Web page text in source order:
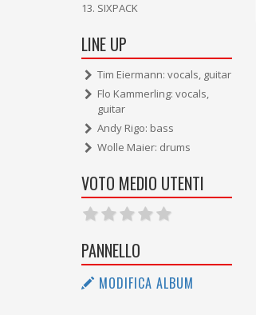
SIXPACK
LINE UP
Tim Eiermann: vocals, guitar
Flo Kammerling: vocals,
guitar
Andy Rigo: bass
Wolle Maier: drums
VOTO MEDIO UTENTI
PANNELLO
MODIFICA ALBUM